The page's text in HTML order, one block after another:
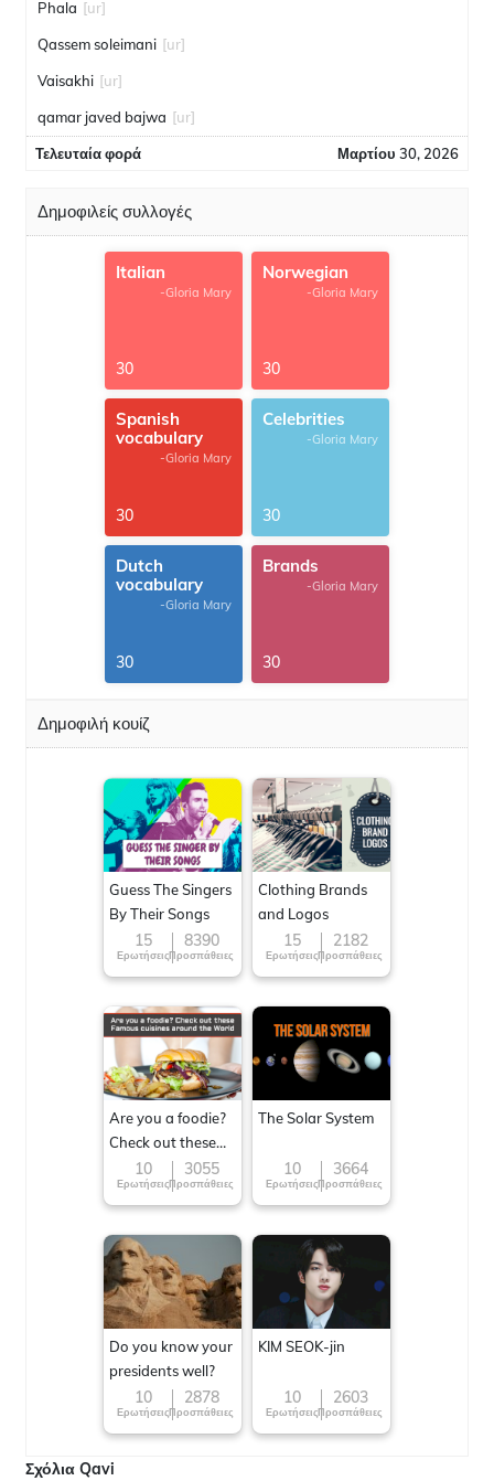
Phala [ur]
Qassem soleimani [ur]
Vaisakhi [ur]
qamar javed bajwa [ur]
Τελευταία φορά Μαρτίου 30, 2026
Δημοφιλείς συλλογές
Italian
-Gloria Mary
30
Norwegian
-Gloria Mary
30
Spanish
vocabulary
-Gloria Mary
30
Celebrities
-Gloria Mary
30
Dutch
vocabulary
-Gloria Mary
30
Brands
-Gloria Mary
30
Δημοφιλή κουίζ
Guess The Singers
By Their Songs
15
Ερωτήσεις
8390
Προσπάθειες
Clothing Brands
and Logos
15
Ερωτήσεις
2182
Προσπάθειες
Are you a foodie?
Check out these
Famous cuisines
around the World
10
Ερωτήσεις
3055
Προσπάθειες
The Solar System
10
Ερωτήσεις
3664
Προσπάθειες
Do you know your
presidents well?
10
Ερωτήσεις
2878
Προσπάθειες
KIM SEOK-jin
10
Ερωτήσεις
2603
Προσπάθειες
Σχόλια Qavi